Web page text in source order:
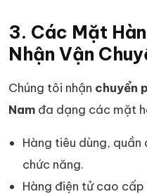
3. Các Mặt
Nhận Vận
Chúng tôi nhận chuyển
Nam đa dạng các mặt
Hàng tiêu dùng,
chức năng.
Hàng điện tử cao